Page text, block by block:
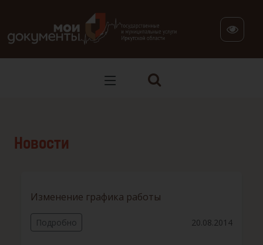
Новости
Изменение графика работы
Подробно 20.08.2014